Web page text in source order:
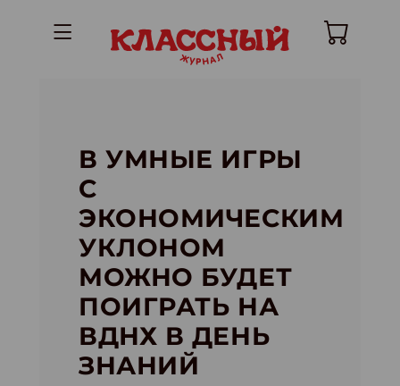
В УМНЫЕ ИГРЫ
С
ЭКОНОМИЧЕСКИМ
УКЛОНОМ
МОЖНО БУДЕТ
ПОИГРАТЬ НА
ВДНХ В ДЕНЬ
ЗНАНИЙ